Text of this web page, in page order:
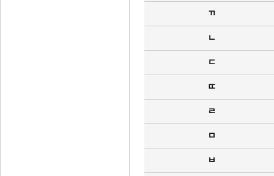
ㄲ
ㄴ
ㄷ
ㄸ
ㄹ
ㅁ
ㅂ